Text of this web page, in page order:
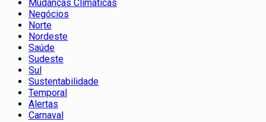
Mudanças Climáticas
Negócios
Norte
Nordeste
Saúde
Sudeste
Sul
Sustentabilidade
Temporal
Alertas
Carnaval